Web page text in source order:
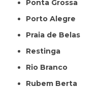
Ponta Grossa
Porto Alegre
Praia de Belas
Restinga
Rio Branco
Rubem Berta